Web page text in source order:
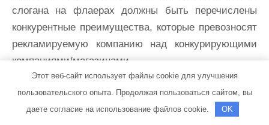
слогана на флаерах должны быть перечислены
конкурентные преимущества, которые превозносят
рекламируемую компанию над конкурирующими
компаниями/магазинами.
Чтобы флаер привлек к себе внимание —
создается приятный для глаз дизайн. Есть
Этот веб-сайт использует файлы cookie для улучшения
пользовательского опыта. Продолжая пользоваться сайтом, вы
даете согласие на использование файлов cookie.
OK